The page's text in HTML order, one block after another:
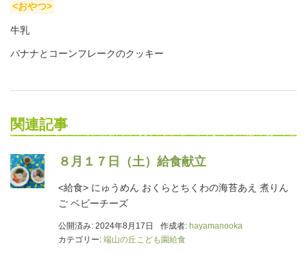
<おやつ>
牛乳
バナナとコーンフレークのクッキー
関連記事
８月１７日（土）給食献立
<給食> にゅうめん おくらとちくわの海苔あえ 煮りん
ご ベビーチーズ
公開済み: 2024年8月17日 作成者: hayamanooka
カテゴリー: 端山の丘こども園給食